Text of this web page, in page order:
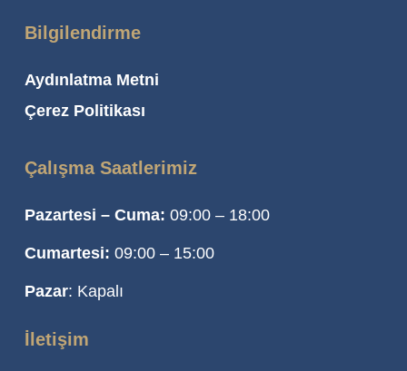
Bilgilendirme
Aydınlatma Metni
Çerez Politikası
Çalışma Saatlerimiz
Pazartesi – Cuma: 09:00 – 18:00
Cumartesi: 09:00 – 15:00
Pazar: Kapalı
İletişim